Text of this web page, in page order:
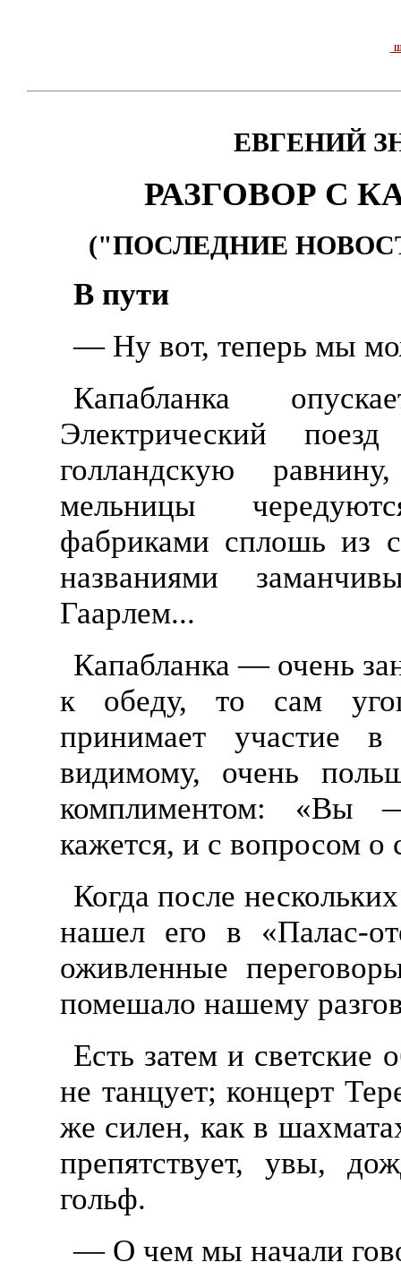
ЕВГЕНИЙ
РАЗГОВОР С
("ПОСЛЕДНИЕ
В пути
— Ну вот, теперь мы
Капабланка
Электрический
голландскую
мельницы
фабриками сплошь из
названиями
Гаарлем...
Капабланка — очень
к обеду, то сам
принимает участие
видимому, очень
комплиментом: «Вы
кажется, и с вопросом о
Когда после
нашел его в «Палас-
оживленные
помешало нашему
Есть затем и светские
не танцует; концерт
же силен, как в
препятствует, увы,
гольф.
— О чем мы начали